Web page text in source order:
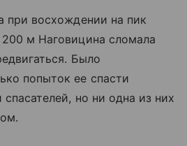
при восхождении на пик
м Наговицина сломала
Было
попыток ее спасти
но ни одна из них